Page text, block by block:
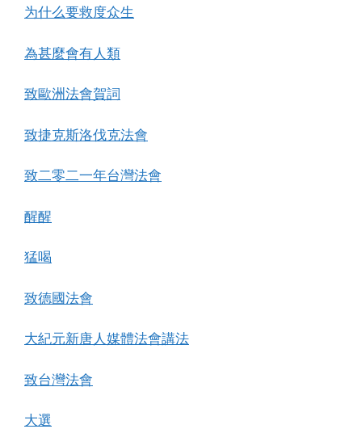
为什么要救度众生
為甚麼會有人類
致歐洲法會賀詞
致捷克斯洛伐克法會
致二零二一年台灣法會
醒醒
猛喝
致德國法會
大紀元新唐人媒體法會講法
致台灣法會
大選